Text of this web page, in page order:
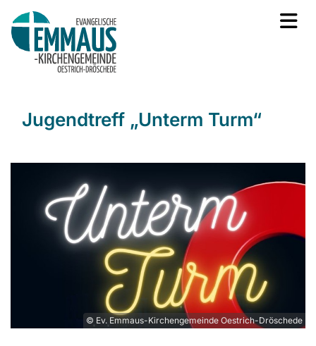
Jugendtreff „Unterm Turm“
© Ev. Emmaus-Kirchengemeinde Oestrich-Dröschede